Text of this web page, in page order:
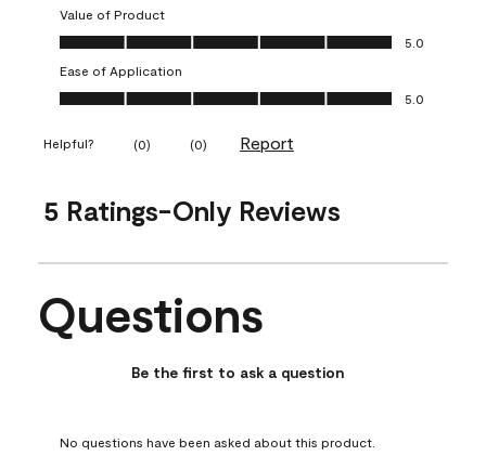
Value of Product
Value of Product, 5.0 out of 5
5.0
Ease of Application
Ease of Application, 5.0 out of 5
5.0
Helpful? (0) (0) Report
5 Ratings-Only Reviews
No questions have been asked about this product.
Questions
Be the first to ask a question
No questions have been asked about this product.